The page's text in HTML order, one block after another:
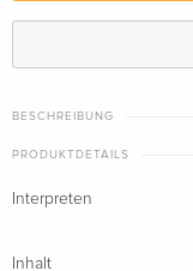
BESCHREIBUNG
PRODUKTDETAILS
Interpreten
Inhalt